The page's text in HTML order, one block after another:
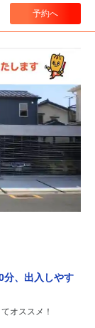
予約へ
分、出入しやす
オススメ！